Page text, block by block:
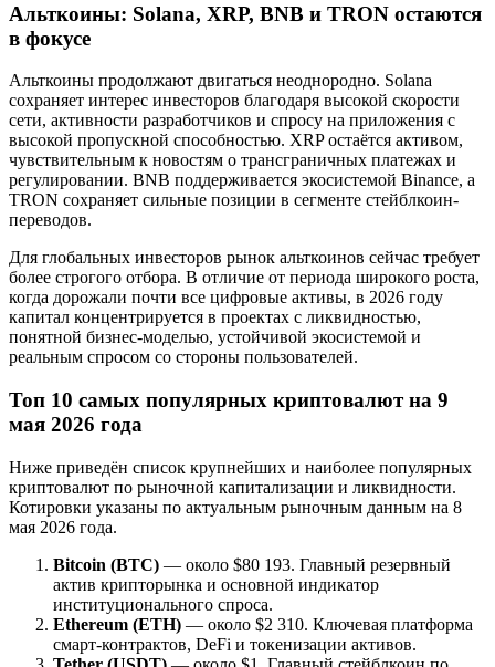
Альткоины: Solana, XRP, BNB и TRON остаются
в фокусе
Альткоины продолжают двигаться неоднородно. Solana
сохраняет интерес инвесторов благодаря высокой скорости
сети, активности разработчиков и спросу на приложения с
высокой пропускной способностью. XRP остаётся активом,
чувствительным к новостям о трансграничных платежах и
регулировании. BNB поддерживается экосистемой Binance, а
TRON сохраняет сильные позиции в сегменте стейблкоин-
переводов.
Для глобальных инвесторов рынок альткоинов сейчас требует
более строгого отбора. В отличие от периода широкого роста,
когда дорожали почти все цифровые активы, в 2026 году
капитал концентрируется в проектах с ликвидностью,
понятной бизнес-моделью, устойчивой экосистемой и
реальным спросом со стороны пользователей.
Топ 10 самых популярных криптовалют на 9
мая 2026 года
Ниже приведён список крупнейших и наиболее популярных
криптовалют по рыночной капитализации и ликвидности.
Котировки указаны по актуальным рыночным данным на 8
мая 2026 года.
Bitcoin (BTC) — около $80 193. Главный резервный
актив крипторынка и основной индикатор
институционального спроса.
Ethereum (ETH) — около $2 310. Ключевая платформа
смарт-контрактов, DeFi и токенизации активов.